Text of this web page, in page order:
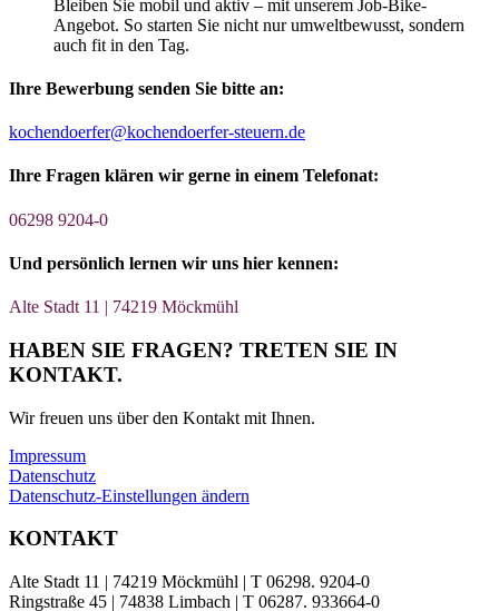
Bleiben Sie mobil und aktiv – mit unserem Job-Bike-
Angebot. So starten Sie nicht nur umwelt­bewusst, sondern
auch fit in den Tag.
Ihre Bewerbung senden Sie bitte an:
kochendoerfer@kochendoerfer-steuern.de
Ihre Fragen klären wir gerne in einem Telefonat:
06298 9204-0
Und persönlich lernen wir uns hier kennen:
Alte Stadt 11 | 74219 Möckmühl
HABEN SIE FRAGEN? TRETEN SIE IN
KONTAKT.
Wir freuen uns über den Kontakt mit Ihnen.
Impressum
Datenschutz
Datenschutz-Einstellungen ändern
KONTAKT
Alte Stadt 11 | 74219 Möckmühl | T 06298. 9204-0
Ringstraße 45 | 74838 Limbach | T 06287. 933664-0